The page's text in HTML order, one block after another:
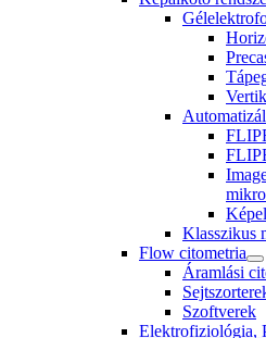
Klasszikus
Flow citometria
Áramlási
Szoftverek
Elektrofiziológia,